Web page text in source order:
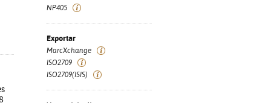
NP405
Exportar
MarcXchange
ISO2709
ISO2709(ISIS)